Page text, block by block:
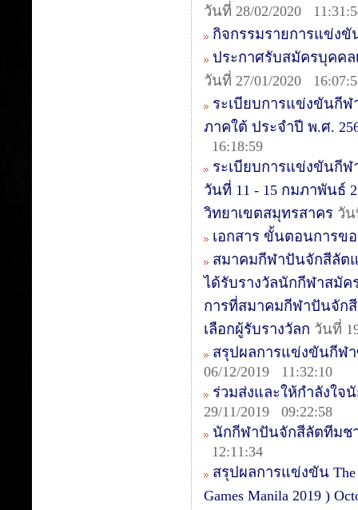
วันที่ 28/02/2020
กิจกรรมรายการแข่ง
ประกาศรับสมัครบุคคล
วันที่ 27/01/2020
ระเบียบการแข่งขันกี
ภาคใต้ ประจำปี พ.ศ.
16:18:59
ระเบียบการแข่งขันกีฬ
วันที่ 11 - 15 กมภาพันธ์
วิทยาเขตสมุทรสาคร วัน
เอกสาร ขั้นตอนการข
สมาคมกีฬาปันจักสีลัต
ได้รับรางวัลนักกีฬาสมัค
การที่สมาคมกีฬาปันจัก
เลือกผู้รับรางวัลก วันที่
สรุปผลการแข่งขันกีฬา
06/12/2019 11:32:10
ร่วมส่งและให้กำลังใ
29/11/2019 09:22:58
นักกีฬาปันจักสีลัตทีมช
12:11:34
สรุปผลการแข่งขัน The
Games Manila 2019 )